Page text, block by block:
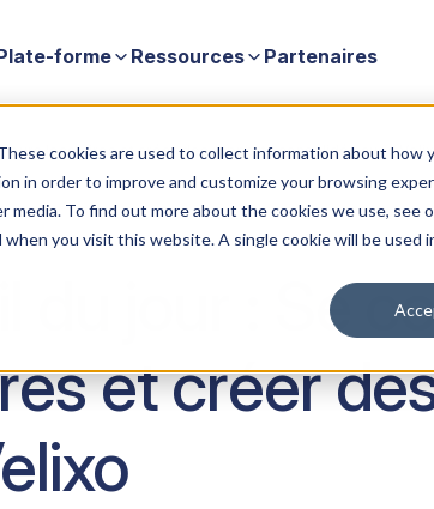
cookies are used to collect information about
in order to improve and customize your browsing
To find out more about the cookies we use, see
you visit this website. A single cookie will be used
forme Ressources Partenaires
locataires et créer des rapports consolidés avec
du jour : Se
et créer